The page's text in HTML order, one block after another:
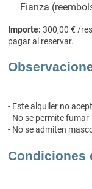
Fianza
Importe: 300,00 € /
pagar al reservar.
- Este alquiler no
- No se permite fumar
- No se admiten
Condiciones